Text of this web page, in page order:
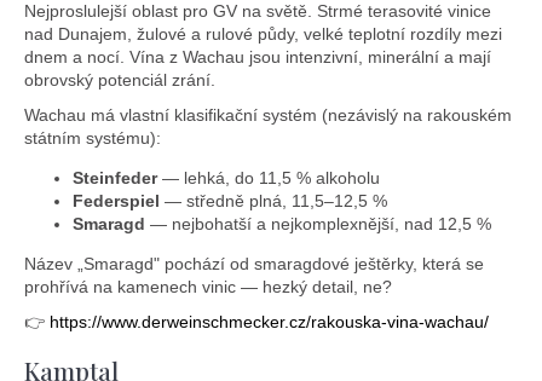
Nejproslulejší oblast pro GV na světě. Strmé terasovité vinice
nad Dunajem, žulové a rulové půdy, velké teplotní rozdíly mezi
dnem a nocí. Vína z Wachau jsou intenzivní, minerální a mají
obrovský potenciál zrání.
Wachau má vlastní klasifikační systém (nezávislý na rakouském
státním systému):
Steinfeder— lehká, do 11,5 % alkoholu
Federspiel — středně plná, 11,5–12,5 %
Smaragd — nejbohatší a nejkomplexnější, nad 12,5 %
Název „Smaragd" pochází od smaragdové ještěrky, která se
prohřívá na kamenech vinic — hezký detail, ne?
👉 https://www.derweinschmecker.cz/rakouska-vina-wachau/
Kamptal